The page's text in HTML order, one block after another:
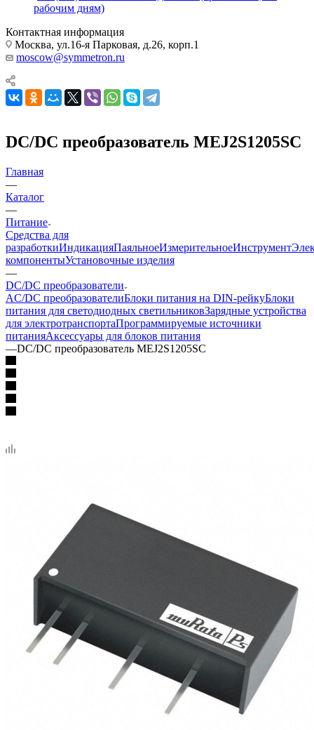
рабочим дням)
Контактная информация
Москва, ул.16-я Парковая, д.26, корп.1
moscow@symmetron.ru
DC/DC преобразователь MEJ2S1205SC
Главная
—
Каталог
—
Питание
Средства для
разработкиИндикацияПаяльноеИзмерительноеИнструмент
компонентыУстановочные изделия
—
DC/DC преобразователи
AC/DC преобразователиБлоки питания на DIN-рейкуБлоки
питания для светодиодных светильниковЗарядные устройства
для электротранспортаПрограммируемые источники
питанияАксессуары для блоков питания
—DC/DC преобразователь MEJ2S1205SC